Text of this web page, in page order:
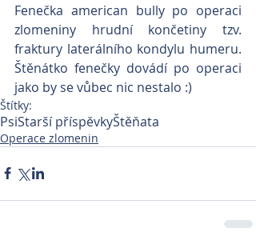
Fenečka american bully po operaci
zlomeniny hrudní končetiny tzv.
fraktury laterálního kondylu humeru.
Štěnátko fenečky dovádí po operaci
jako by se vůbec nic nestalo :)
Štítky:
PsiStarší příspěvkyŠtěňata
Operace zlomenin